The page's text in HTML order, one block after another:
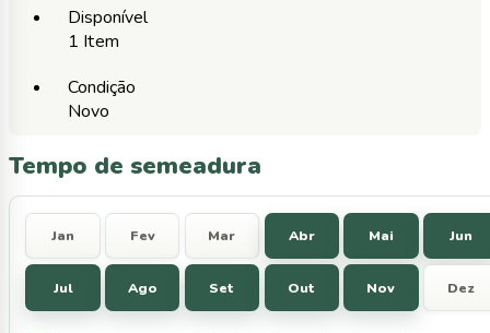
Disponível
1 Item
Condição
Novo
Tempo de semeadura
Jan Fev Mar Abr Mai Jun
Jul Ago Set Out Nov Dez